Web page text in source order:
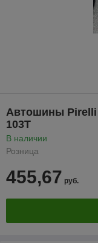
Автошины Pirelli
103T
В наличии
Розница
455,67 руб.